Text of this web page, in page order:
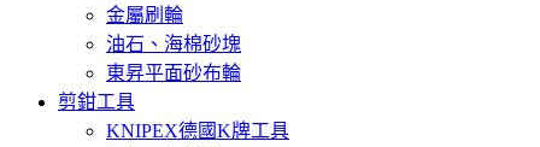
金屬刷輪
油石、海棉砂塊
東昇平面砂布輪
剪鉗工具
KNIPEX德國K牌工具